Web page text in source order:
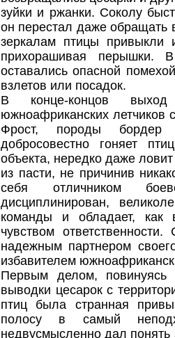
зуйки и ржанки. Соколу
он перестал даже обращать
зеркалам птицы привыкли
прихорашивая перышки.
оставались опасной
взлетов или посадок.
В конце-концов
южноафриканских летчиков
Фрост, породы
добросовестно гоняет
объекта, нередко даже
из пасти, не причинив
себя отличником
дисциплинирован,
команды и обладает, как
чувством
надежным партнером
избавителем
Первым делом, повинуясь
выводки цесарок с
птиц была странная
полосу в самый
недвусмысленно дал понять